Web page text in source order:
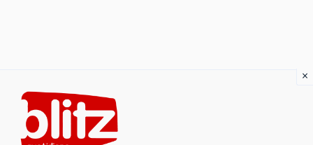
content
×